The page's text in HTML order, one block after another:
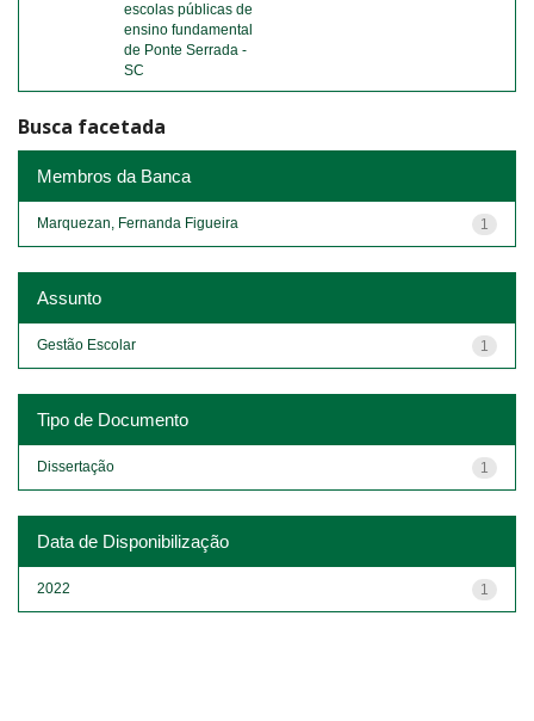
escolas públicas de
ensino fundamental
de Ponte Serrada -
SC
Busca facetada
Membros da Banca
1
Marquezan, Fernanda Figueira
Assunto
1
Gestão Escolar
Tipo de Documento
1
Dissertação
Data de Disponibilização
1
2022